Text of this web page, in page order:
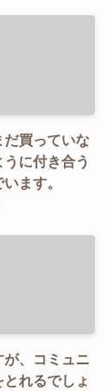
だ買っていな
うに付き合う
ます。
、コミュニ
れるでしょ